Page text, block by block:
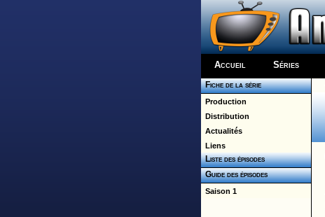
Accueil Séries
Fiche de la série
Production
Distribution
Actualités
Liens
Liste des épisodes
Guide des épisodes
Saison 1